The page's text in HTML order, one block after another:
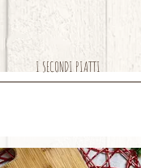
I SECONDI PIATTI